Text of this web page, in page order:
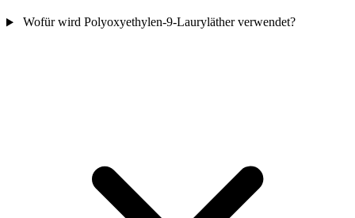
Wofür wird Polyoxyethylen-9-Lauryläther verwendet?